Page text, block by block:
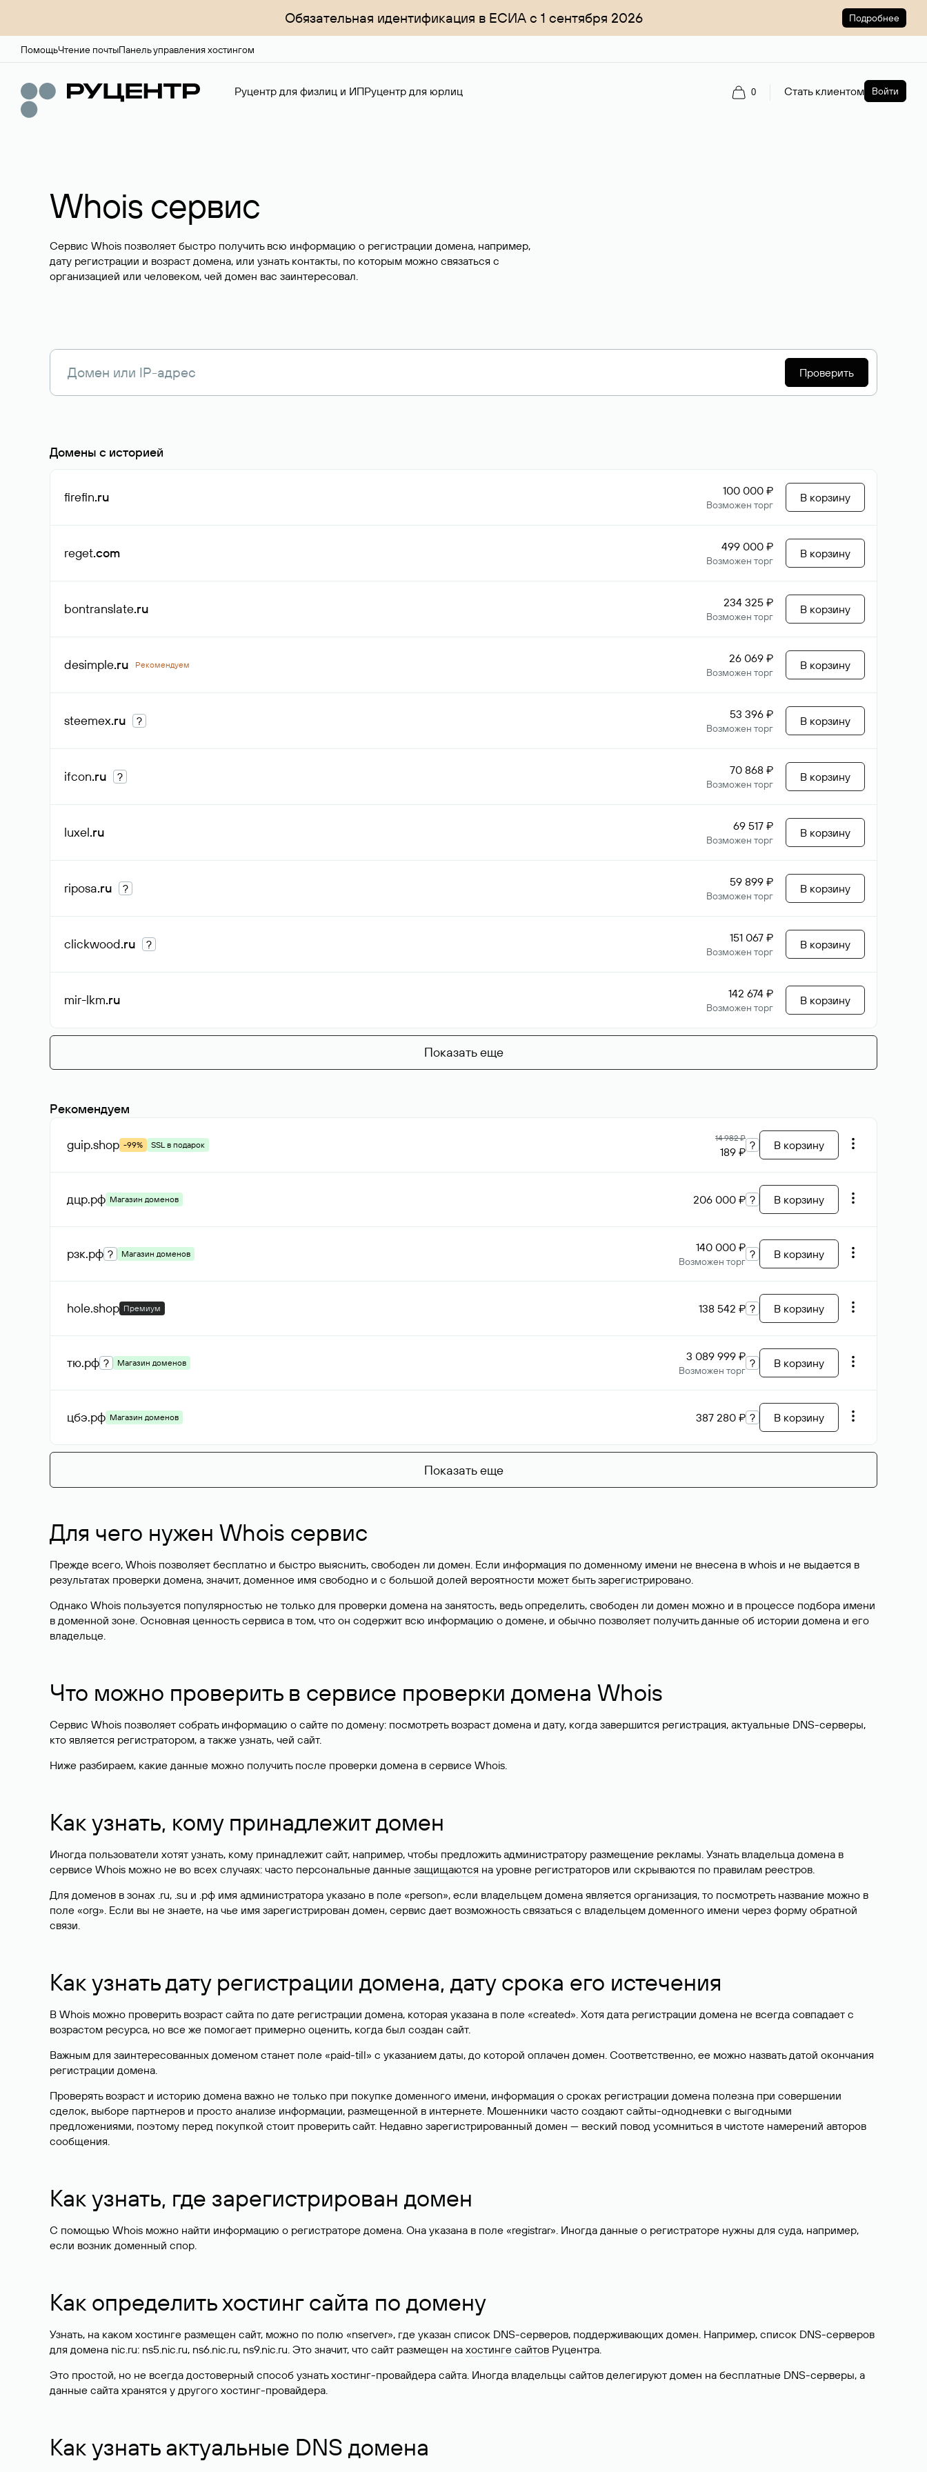
Обязательная идентификация в ЕСИА с 1 сентября 2026 Подробнее
ПомощьЧтение почтыПанель управления хостингом
Руцентр для физлиц и ИПРуцентр для юрлиц 0 Стать клиентом Войти
Whois сервис
Сервис Whois позволяет быстро получить всю информацию о регистрации домена, например,
дату регистрации и возраст домена, или узнать контакты, по которым можно связаться с
организацией или человеком, чей домен вас заинтересовал.
Проверить
Домены с историей
firefin.ru 100 000 ₽
Возможен торг
В корзину
reget.com 499 000 ₽
Возможен торг
В корзину
bontranslate.ru 234 325 ₽
Возможен торг
В корзину
desimple.ru Рекомендуем 26 069 ₽
Возможен торг
В корзину
steemex.ru ? 53 396 ₽
Возможен торг
В корзину
ifcon.ru ? 70 868 ₽
Возможен торг
В корзину
luxel.ru 69 517 ₽
Возможен торг
В корзину
riposa.ru ? 59 899 ₽
Возможен торг
В корзину
clickwood.ru ? 151 067 ₽
Возможен торг
В корзину
mir-lkm.ru 142 674 ₽
Возможен торг
В корзину
Показать еще
Рекомендуем
guip.shop -99% SSL в подарок
14 982 ₽
189 ₽ ? В корзину
дцр.рф Магазин доменов 206 000 ₽ ? В корзину
рзк.рф ? Магазин доменов 140 000 ₽
Возможен торг
? В корзину
hole.shop Премиум 138 542 ₽ ? В корзину
тю.рф ? Магазин доменов 3 089 999 ₽
Возможен торг
? В корзину
цбэ.рф Магазин доменов 387 280 ₽ ? В корзину
Показать еще
Для чего нужен Whois сервис
Прежде всего, Whois позволяет бесплатно и быстро выяснить, свободен ли домен. Если информация по доменному имени не внесена в whois и не выдается в
результатах проверки домена, значит, доменное имя свободно и с большой долей вероятности может быть зарегистрировано.
Однако Whois пользуется популярностью не только для проверки домена на занятость, ведь определить, свободен ли домен можно и в процессе подбора имени
в доменной зоне. Основная ценность сервиса в том, что он содержит всю информацию о домене, и обычно позволяет получить данные об истории домена и его
владельце.
Что можно проверить в сервисе проверки домена Whois
Сервис Whois позволяет собрать информацию о сайте по домену: посмотреть возраст домена и дату, когда завершится регистрация, актуальные DNS-серверы,
кто является регистратором, а также узнать, чей сайт.
Ниже разбираем, какие данные можно получить после проверки домена в сервисе Whois.
Как узнать, кому принадлежит домен
Иногда пользователи хотят узнать, кому принадлежит сайт, например, чтобы предложить администратору размещение рекламы. Узнать владельца домена в
сервисе Whois можно не во всех случаях: часто персональные данные защищаются на уровне регистраторов или скрываются по правилам реестров.
Для доменов в зонах .ru, .su и .рф имя администратора указано в поле «person», если владельцем домена является организация, то посмотреть название можно в
поле «org». Если вы не знаете, на чье имя зарегистрирован домен, сервис дает возможность связаться с владельцем доменного имени через форму обратной
связи.
Как узнать дату регистрации домена, дату срока его истечения
В Whois можно проверить возраст сайта по дате регистрации домена, которая указана в поле «created». Хотя дата регистрации домена не всегда совпадает с
возрастом ресурса, но все же помогает примерно оценить, когда был создан сайт.
Важным для заинтересованных доменом станет поле «paid-till» с указанием даты, до которой оплачен домен. Соответственно, ее можно назвать датой окончания
регистрации домена.
Проверять возраст и историю домена важно не только при покупке доменного имени, информация о сроках регистрации домена полезна при совершении
сделок, выборе партнеров и просто анализе информации, размещенной в интернете. Мошенники часто создают сайты-однодневки с выгодными
предложениями, поэтому перед покупкой стоит проверить сайт. Недавно зарегистрированный домен — веский повод усомниться в чистоте намерений авторов
сообщения.
Как узнать, где зарегистрирован домен
С помощью Whois можно найти информацию о регистраторе домена. Она указана в поле «registrar». Иногда данные о регистраторе нужны для суда, например,
если возник доменный спор.
Как определить хостинг сайта по домену
Узнать, на каком хостинге размещен сайт, можно по полю «nserver», где указан список DNS-серверов, поддерживающих домен. Например, список DNS-серверов
для домена nic.ru: ns5.nic.ru, ns6.nic.ru, ns9.nic.ru. Это значит, что сайт размещен на хостинге сайтов Руцентра.
Это простой, но не всегда достоверный способ узнать хостинг-провайдера сайта. Иногда владельцы сайтов делегируют домен на бесплатные DNS-серверы, а
данные сайта хранятся у другого хостинг-провайдера.
Как узнать актуальные DNS домена